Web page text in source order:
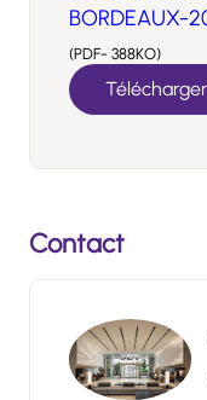
BORDEAUX-
(PDF- 388KO)
Télécharger
Contact